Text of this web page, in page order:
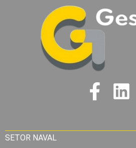
SETOR NAVAL